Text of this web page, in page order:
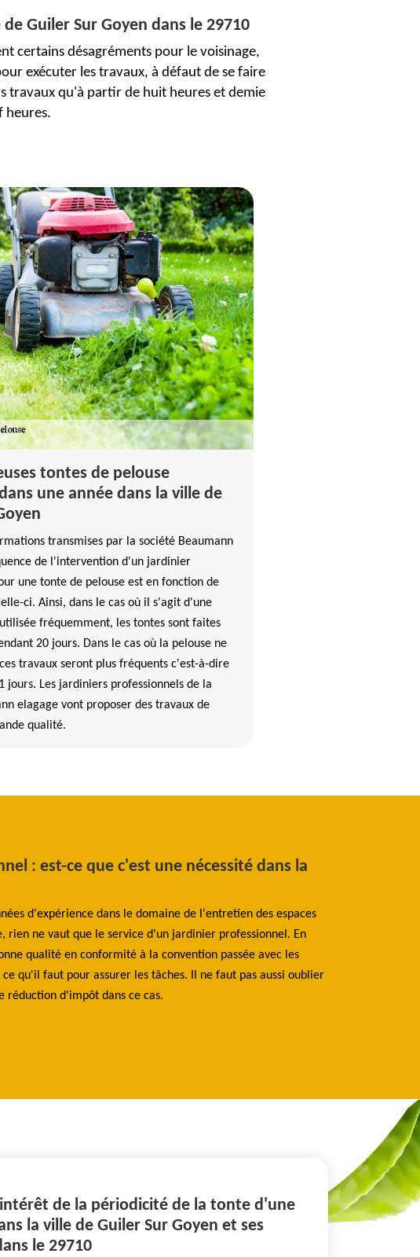
Guiler Sur Goyen dans le 29710
certains désagréments pour le voisinage,
exécuter les travaux, à défaut de se faire
travaux qu'à partir de huit heures et demie
heures.
tontes de pelouse
une année dans la ville de
transmises par la société Beaumann
de l'intervention d'un jardinier
une tonte de pelouse est en fonction de
ci. Ainsi, dans le cas où il s'agit d'une
fréquemment, les tontes sont faites
20 jours. Dans le cas où la pelouse ne
travaux seront plus fréquents c'est-à-dire
jours. Les jardiniers professionnels de la
elagage vont proposer des travaux de
qualité.
: est-ce que c'est une nécessité dans la
d'expérience dans le domaine de l'entretien des espaces
rien ne vaut que le service d'un jardinier professionnel. En
qualité en conformité à la convention passée avec les
qu'il faut pour assurer les tâches. Il ne faut pas aussi oublier
réduction d'impôt dans ce cas.
de la périodicité de la tonte d'une
la ville de Guiler Sur Goyen et ses
le 29710